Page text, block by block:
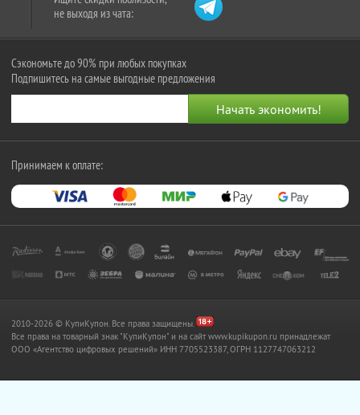
не выходя из чата:
Сэкономьте до 90% при любых покупках
Подпишитесь на самые выгодные предложения
Принимаем к оплате:
2010-2026 © КупиКупон. Все права защищены.
Все права на товарный знак "КупиКупон" и на сайт www.kupikupon.ru принадлежат
OOO «Агентство цифровых решений» ИНН 7705523387, ОГРН 1127747063212